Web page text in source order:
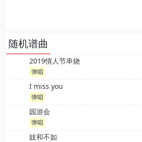
随机谱曲
2019情人节串烧
弹唱
I miss you
弹唱
园游会
弹唱
妓和不如